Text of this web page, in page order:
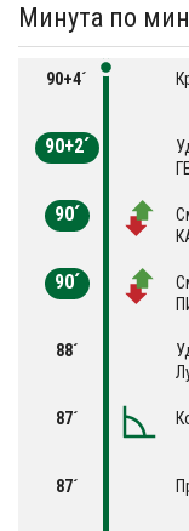
Минута по
90+4´
90+2´
90´
90´
88´
87´
87´